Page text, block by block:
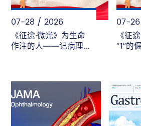
07-28 / 2026
《征途·微光》为生命
作注的人——记病理
07-
《征
“1”的